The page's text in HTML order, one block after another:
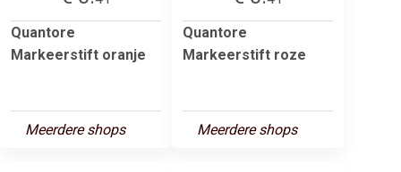
Quantore
Markeerstift oranje
Meerdere shops
Quantore
Markeerstift roze
Meerdere shops